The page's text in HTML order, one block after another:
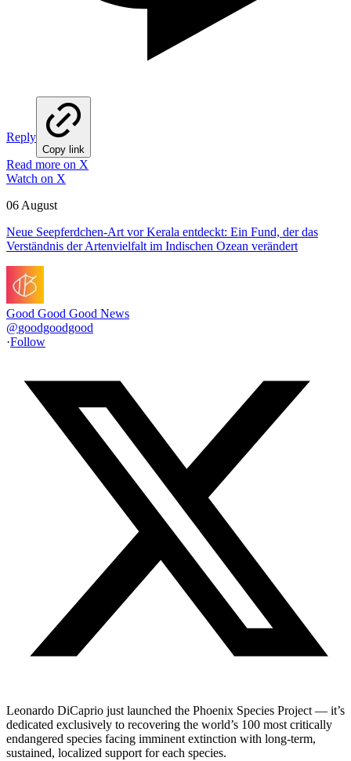
Reply
Copy link
Read more on X
Watch on X
06 August
Neue Seepferdchen-Art vor Kerala entdeckt: Ein Fund, der das
Verständnis der Artenvielfalt im Indischen Ozean verändert
Good Good Good News
@goodgoodgood
·Follow
Leonardo DiCaprio just launched the Phoenix Species Project — it’s
dedicated exclusively to recovering the world’s 100 most critically
endangered species facing imminent extinction with long-term,
sustained, localized support for each species.